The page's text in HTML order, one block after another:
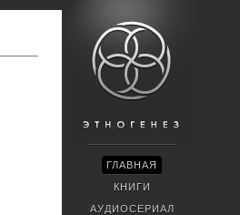
ГЛАВНАЯ
КНИГИ
АУДИОСЕРИАЛ